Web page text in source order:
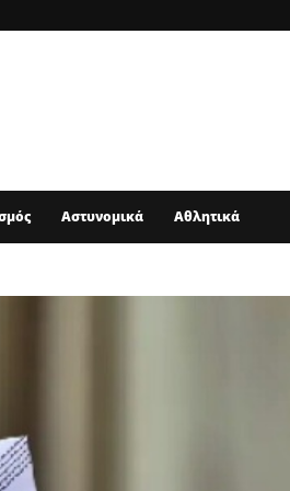
Αστυνομικά Αθλητικά